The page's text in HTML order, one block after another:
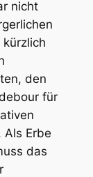
nicht
den
für
Erbe
das